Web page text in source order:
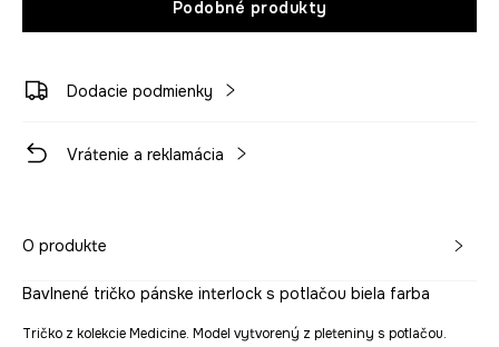
Podobné produkty
Dodacie podmienky
Vrátenie a reklamácia
O produkte
Bavlnené tričko pánske interlock s potlačou biela farba
Tričko z kolekcie Medicine. Model vytvorený z pleteniny s potlačou.